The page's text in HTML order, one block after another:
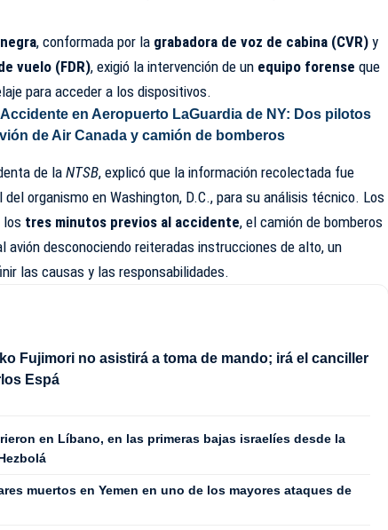
, conformada por la grabadora de voz de cabina (CVR) y
vuelo (FDR), exigió la intervención de un equipo forense que
para acceder a los dispositivos.
Accidente en Aeropuerto LaGuardia de NY: Dos pilotos
de Air Canada y camión de bomberos
de laNTSB, explicó que la información recolectada fue
organismo en Washington, D.C., para su análisis técnico. Los
los tres minutos previos al accidente, el camión de bomberos
avión desconociendo reiteradas instrucciones de alto, un
las causas y las responsabilidades.
Fujimori no asistirá a toma de mando; irá el canciller
Espá
en Líbano, en las primeras bajas israelíes desde la
muertos en Yemen en uno de los mayores ataques de